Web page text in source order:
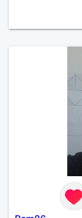
importante à
sentiments
œuvre » disait
autant être
avec très peu
bienveillant,
respectueux,
laisse «
m’éprenez
j’aime me
chance et je
Néanmoins,
qu’impatient.
bien
homme facile
d’apprendre
ravi….A très